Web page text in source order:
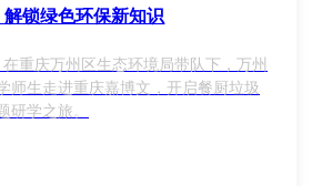
锁绿色环保新知识
在重庆万州区生态环境局带队下，万州
师生走进重庆嘉博文，开启餐厨垃圾
研学之旅。